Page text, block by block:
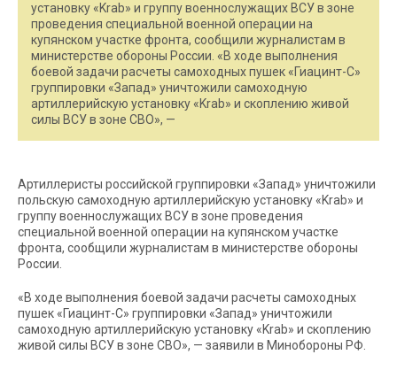
установку «Krab» и группу военнослужащих ВСУ в зоне
проведения специальной военной операции на
купянском участке фронта, сообщили журналистам в
министерстве обороны России. «В ходе выполнения
боевой задачи расчеты самоходных пушек «Гиацинт-С»
группировки «Запад» уничтожили самоходную
артиллерийскую установку «Krab» и скоплению живой
силы ВСУ в зоне СВО», —
Артиллеристы российской группировки «Запад» уничтожили
польскую самоходную артиллерийскую установку «Krab» и
группу военнослужащих ВСУ в зоне проведения
специальной военной операции на купянском участке
фронта, сообщили журналистам в министерстве обороны
России.
«В ходе выполнения боевой задачи расчеты самоходных
пушек «Гиацинт-С» группировки «Запад» уничтожили
самоходную артиллерийскую установку «Krab» и скоплению
живой силы ВСУ в зоне СВО», — заявили в Минобороны РФ.